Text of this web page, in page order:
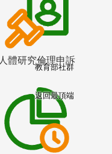
人體研究倫理申訴
教育部社群
返回最頂端